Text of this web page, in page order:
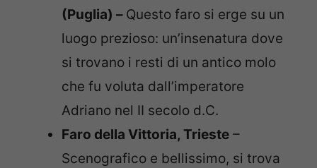
(Puglia) – Questo faro si erge su un
luogo prezioso: un’insenatura dove
si trovano i resti di un antico molo
che fu voluta dall’imperatore
Adriano nel II secolo d.C.
Faro della Vittoria, Trieste –
Scenografico e bellissimo, si trova